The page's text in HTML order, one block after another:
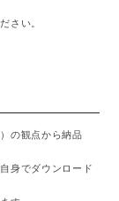
さい。
の観点から納品
身でダウンロード